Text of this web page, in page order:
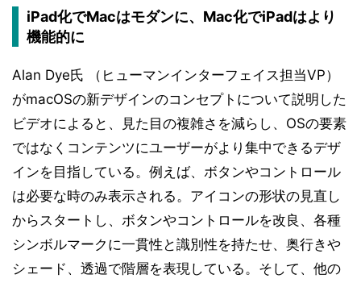
iPad化でMacはモダンに、Mac化でiPadはより
機能的に
Alan Dye氏 （ヒューマンインターフェイス担当VP）
がmacOSの新デザインのコンセプトについて説明した
ビデオによると、見た目の複雑さを減らし、OSの要素
ではなくコンテンツにユーザーがより集中できるデザ
インを目指している。例えば、ボタンやコントロール
は必要な時のみ表示される。アイコンの形状の見直し
からスタートし、ボタンやコントロールを改良、各種
シンボルマークに一貫性と識別性を持たせ、奥行きや
シェード、透過で階層を表現している。そして、他の